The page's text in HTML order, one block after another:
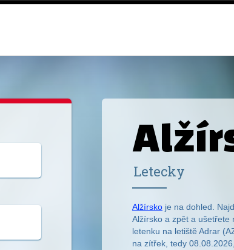
Letecky
Alžírsko je na dohled.
Alžírsko a zpět a ušetřete
letenku na letiště Adrar
na zítřek, tedy